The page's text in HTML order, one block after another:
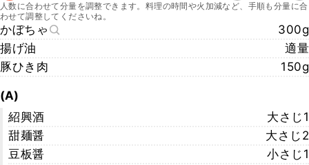
人数に合わせて分量を調整できます。料理の時間や火加減など、手順も分量に合
わせて調整してくださいね。
かぼちゃ
300g
揚げ油
適量
豚ひき肉
150g
(A)
紹興酒
大さじ1
甜麺醤
大さじ2
豆板醤
小さじ1